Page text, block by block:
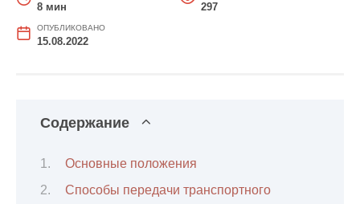
8 мин 297
ОПУБЛИКОВАНО
15.08.2022
Содержание
Основные положения
Способы передачи транспортного